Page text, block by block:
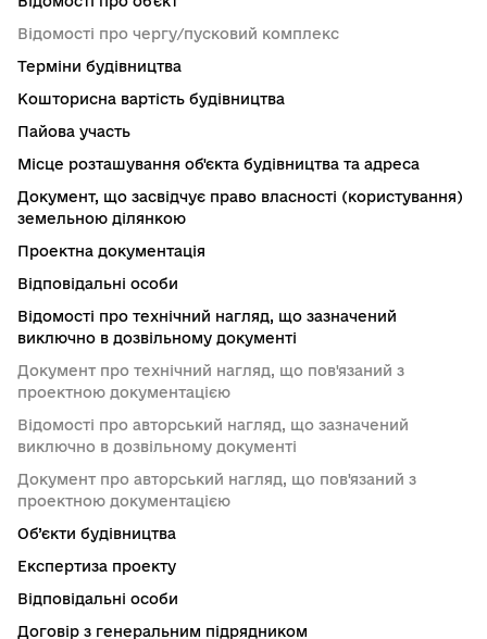
Відомості про чергу/пусковий комплекс
Терміни будівництва
Кошторисна вартість будівництва
Пайова участь
Місце розташування об'єкта будівництва та адреса
Документ, що засвідчує право власності (користування)
земельною ділянкою
Проектна документація
Відповідальні особи
Відомості про технічний нагляд, що зазначений
виключно в дозвільному документі
Документ про технічний нагляд, що пов'язаний з
проектною документацією
Відомості про авторський нагляд, що зазначений
виключно в дозвільному документі
Документ про авторський нагляд, що пов'язаний з
проектною документацією
Об’єкти будівництва
Експертиза проекту
Відповідальні особи
Договір з генеральним підрядником